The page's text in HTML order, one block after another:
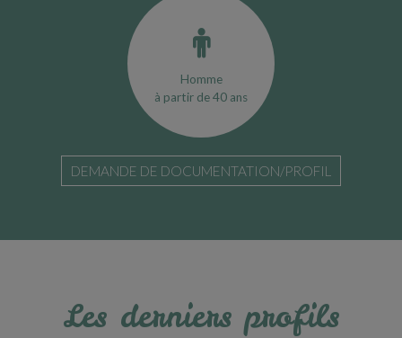
Homme
à partir de 40 ans
DEMANDE DE DOCUMENTATION/PROFIL
Les derniers profils